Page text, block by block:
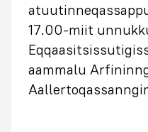
17.00-miit
aammalu